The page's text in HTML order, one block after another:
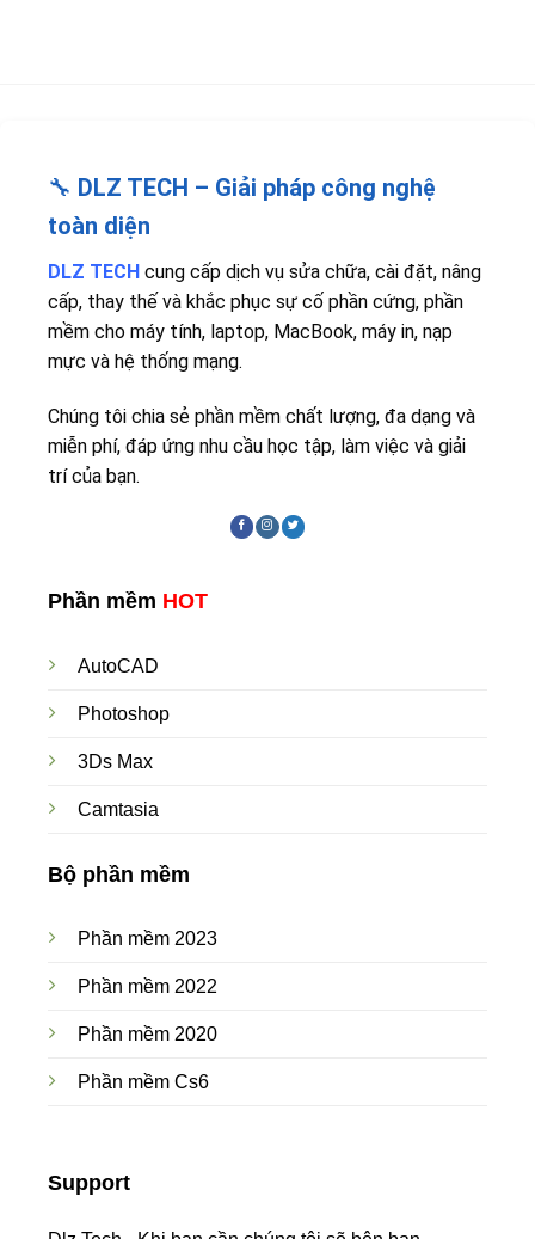
🔧 DLZ TECH – Giải pháp công nghệ
toàn diện
DLZ TECH cung cấp dịch vụ sửa chữa, cài đặt, nâng
cấp, thay thế và khắc phục sự cố phần cứng, phần
mềm cho máy tính, laptop, MacBook, máy in, nạp
mực và hệ thống mạng.
Chúng tôi chia sẻ phần mềm chất lượng, đa dạng và
miễn phí, đáp ứng nhu cầu học tập, làm việc và giải
trí của bạn.
Phần mềm HOT
AutoCAD
Photoshop
3Ds Max
Camtasia
Bộ phần mềm
Phần mềm 2023
Phần mềm 2022
Phần mềm 2020
Phần mềm Cs6
Support